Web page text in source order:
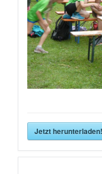
Jetzt herunterladen!